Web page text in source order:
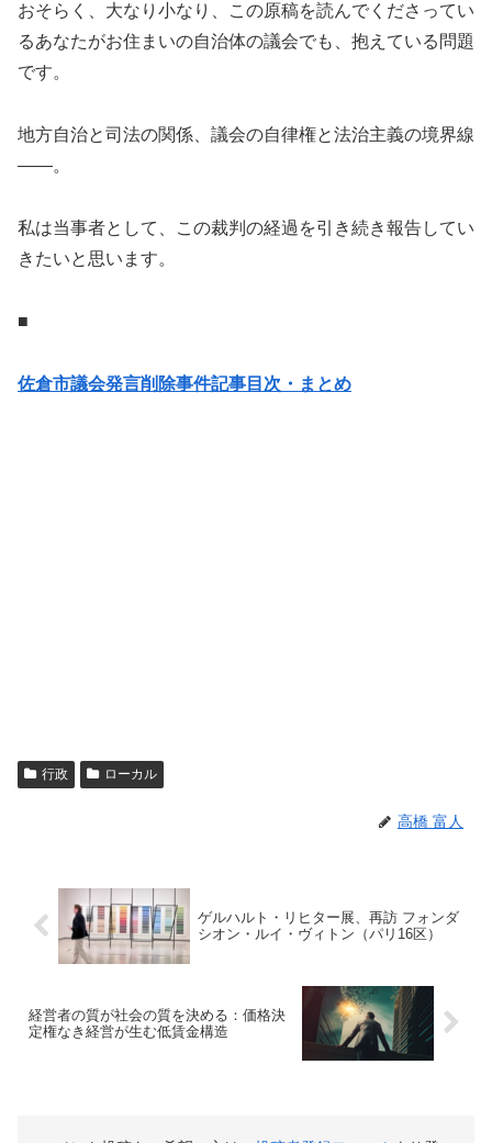
おそらく、大なり小なり、この原稿を読んでくださってい
るあなたがお住まいの自治体の議会でも、抱えている問題
です。
地方自治と司法の関係、議会の自律権と法治主義の境界線
——。
私は当事者として、この裁判の経過を引き続き報告してい
きたいと思います。
■
佐倉市議会発言削除事件記事目次・まとめ
行政 ローカル
高橋 富人
ゲルハルト・リヒター展、再訪 フォンダ
シオン・ルイ・ヴィトン（パリ16区）
経営者の質が社会の質を決める：価格決
定権なき経営が生む低賃金構造